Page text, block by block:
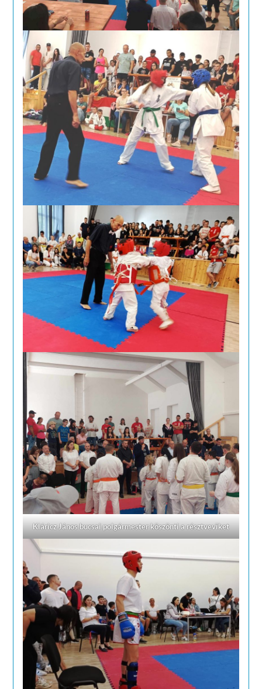
Kláricz János bucsai polgármester köszönti a résztvevïket